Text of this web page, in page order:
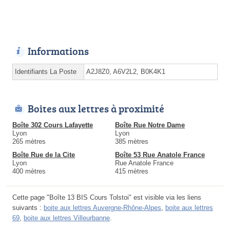
Informations
Identifiants La Poste A2J8Z0, A6V2L2, B0K4K1
Boites aux lettres à proximité
Boîte 302 Cours Lafayette
Lyon
265 mètres
Boîte Rue Notre Dame
Lyon
385 mètres
Boîte Rue de la Cite
Lyon
400 mètres
Boîte 53 Rue Anatole France
Rue Anatole France
415 mètres
Cette page "Boîte 13 BIS Cours Tolstoi" est visible via les liens
suivants : boite aux lettres Auvergne-Rhône-Alpes, boite aux lettres
69, boite aux lettres Villeurbanne.